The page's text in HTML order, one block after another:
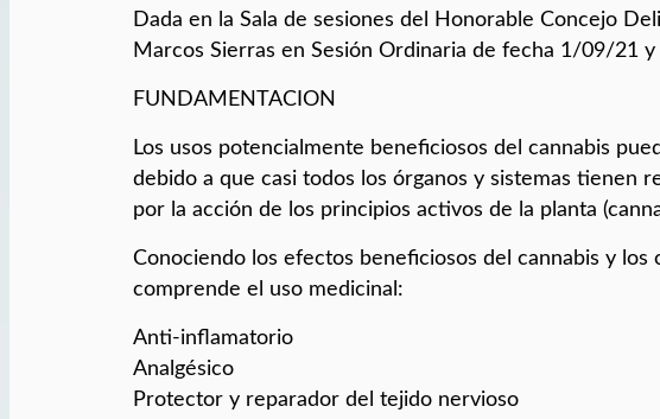
Dada en la Sala de sesiones del Honorable Concejo
Marcos Sierras en Sesión Ordinaria de fecha 1/09/21
FUNDAMENTACION
Los usos potencialmente beneficiosos del cannabis
debido a que casi todos los órganos y sistemas tienen
por la acción de los principios activos de la planta
Conociendo los efectos beneficiosos del cannabis y los
comprende el uso medicinal:
Anti-inflamatorio
Analgésico
Protector y reparador del tejido nervioso